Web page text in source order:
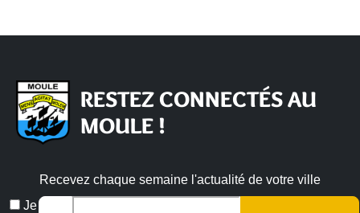
RESTEZ CONNECTÉS AU
MOULE !
Recevez chaque semaine l'actualité de votre ville
JeEmail